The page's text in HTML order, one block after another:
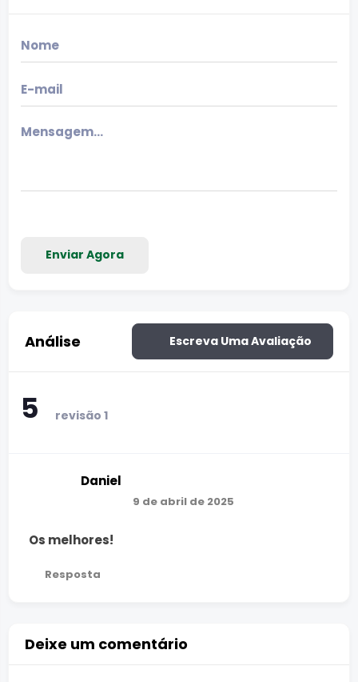
Enviar Agora
Análise Escreva Uma Avaliação
5 revisão 1
Daniel
9 de abril de 2025
Os melhores!
Resposta
Deixe um comentário